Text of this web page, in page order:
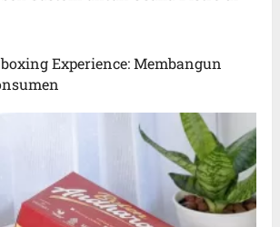
Experience: Membangun